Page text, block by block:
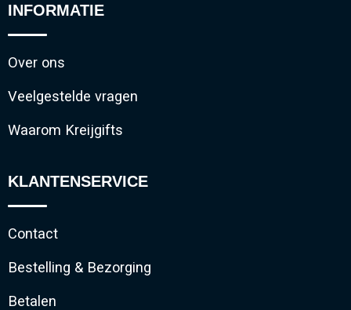
INFORMATIE
Over ons
Veelgestelde vragen
Waarom Kreijgifts
KLANTENSERVICE
Contact
Bestelling & Bezorging
Betalen